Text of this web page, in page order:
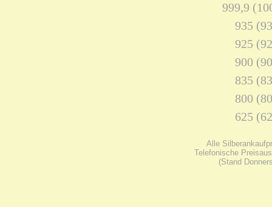
999,9
935
925
900
835
800
625
Alle
Telefonische
(Stand